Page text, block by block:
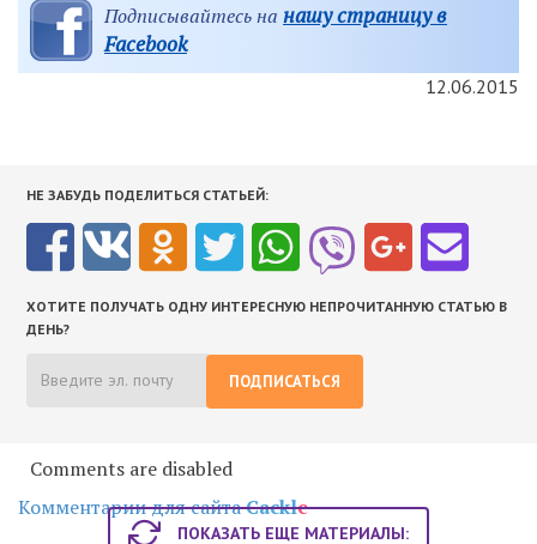
Подписывайтесь на нашу страницу в
Facebook
12.06.2015
НЕ ЗАБУДЬ ПОДЕЛИТЬСЯ СТАТЬЕЙ:
ХОТИТЕ ПОЛУЧАТЬ ОДНУ ИНТЕРЕСНУЮ НЕПРОЧИТАННУЮ СТАТЬЮ В
ДЕНЬ?
ПОДПИСАТЬСЯ
Comments are disabled
Комментарии для сайтаCackle
ПОКАЗАТЬ ЕЩЕ МАТЕРИАЛЫ: